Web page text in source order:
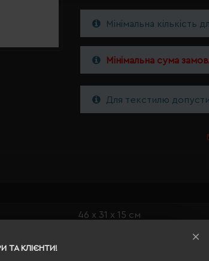
ТА КЛІЄНТИ!
Мінімальна кількість
Мінімальна сума
Для текстилю
46 х 31 х 15 см